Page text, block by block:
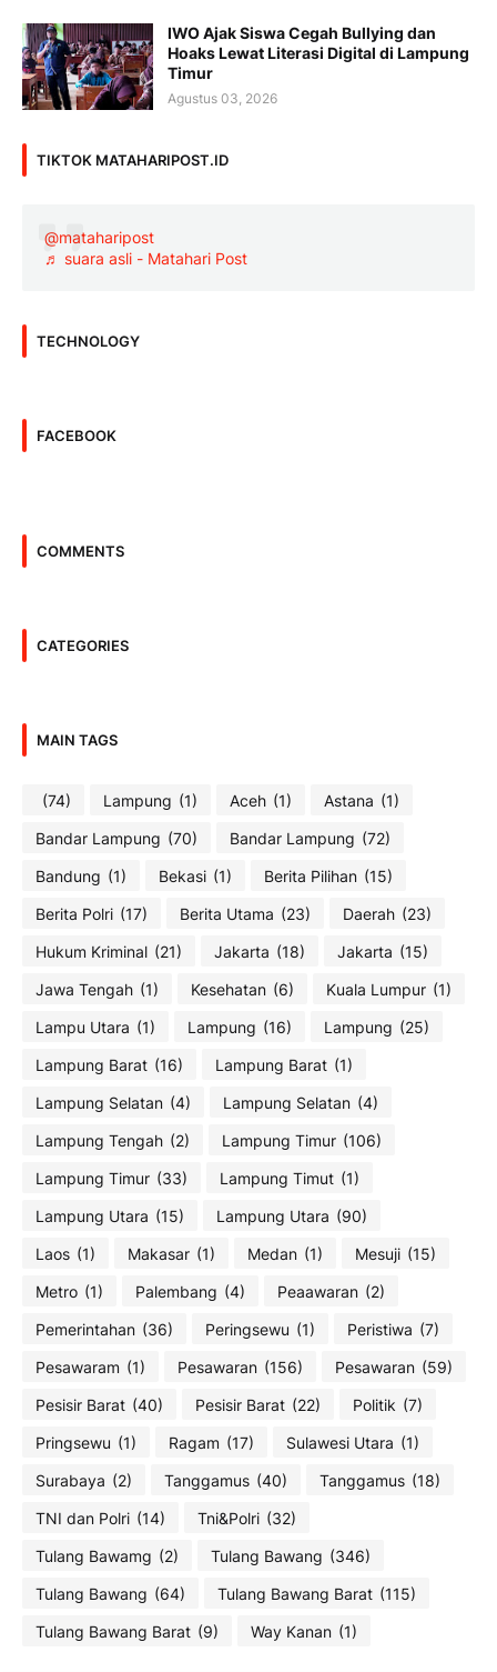
IWO Ajak Siswa Cegah Bullying dan
Hoaks Lewat Literasi Digital di Lampung
Timur
Agustus 03, 2026
TIKTOK MATAHARIPOST.ID
@mataharipost
♬ suara asli - Matahari Post
TECHNOLOGY
FACEBOOK
COMMENTS
CATEGORIES
MAIN TAGS
(74) Lampung (1) Aceh (1) Astana (1)
Bandar Lampung (70) Bandar Lampung (72)
Bandung (1) Bekasi (1) Berita Pilihan (15)
Berita Polri (17) Berita Utama (23) Daerah (23)
Hukum Kriminal (21) Jakarta (18) Jakarta (15)
Jawa Tengah (1) Kesehatan (6) Kuala Lumpur (1)
Lampu Utara (1) Lampung (16) Lampung (25)
Lampung Barat (16) Lampung Barat (1)
Lampung Selatan (4) Lampung Selatan (4)
Lampung Tengah (2) Lampung Timur (106)
Lampung Timur (33) Lampung Timut (1)
Lampung Utara (15) Lampung Utara (90)
Laos (1) Makasar (1) Medan (1) Mesuji (15)
Metro (1) Palembang (4) Peaawaran (2)
Pemerintahan (36) Peringsewu (1) Peristiwa (7)
Pesawaram (1) Pesawaran (156) Pesawaran (59)
Pesisir Barat (40) Pesisir Barat (22) Politik (7)
Pringsewu (1) Ragam (17) Sulawesi Utara (1)
Surabaya (2) Tanggamus (40) Tanggamus (18)
TNI dan Polri (14) Tni&Polri (32)
Tulang Bawamg (2) Tulang Bawang (346)
Tulang Bawang (64) Tulang Bawang Barat (115)
Tulang Bawang Barat (9) Way Kanan (1)